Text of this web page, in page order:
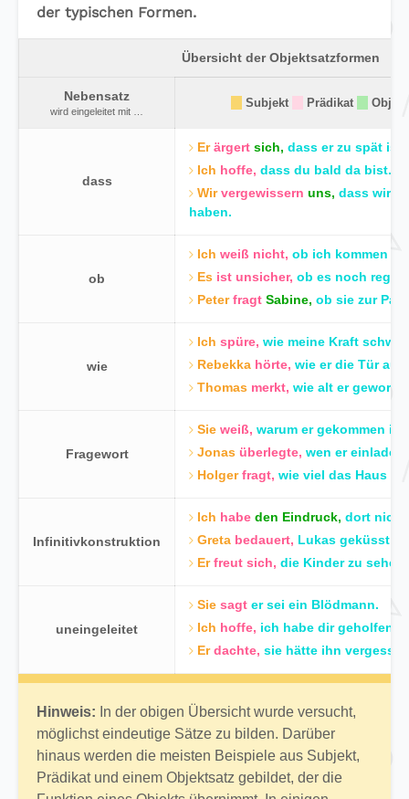
der typischen Formen.
Übersicht der Objektsatzformen
Nebensatz
wird eingeleitet mit …
Subjekt Prädikat Objekt
dass
Er ärgert sich, dass er zu spät ist.
Ich hoffe, dass du bald da bist.
Wir vergewissern uns, dass wir
haben.
ob
Ich weiß nicht, ob ich kommen
Es ist unsicher, ob es noch
Peter fragt Sabine, ob sie zur
wie
Ich spüre, wie meine Kraft
Rebekka hörte, wie er die Tür
Thomas merkt, wie alt er
Fragewort
Sie weiß, warum er gekommen ist.
Jonas überlegte, wen er einladen
Holger fragt, wie viel das Haus
Infinitivkonstruktion
Ich habe den Eindruck, dort nicht
Greta bedauert, Lukas geküsst
Er freut sich, die Kinder zu sehen.
uneingeleitet
Sie sagt er sei ein Blödmann.
Ich hoffe, ich habe dir geholfen.
Er dachte, sie hätte ihn
Hinweis: In der obigen Übersicht wurde versucht,
möglichst eindeutige Sätze zu bilden. Darüber
hinaus werden die meisten Beispiele aus Subjekt,
Prädikat und einem Objektsatz gebildet, der die